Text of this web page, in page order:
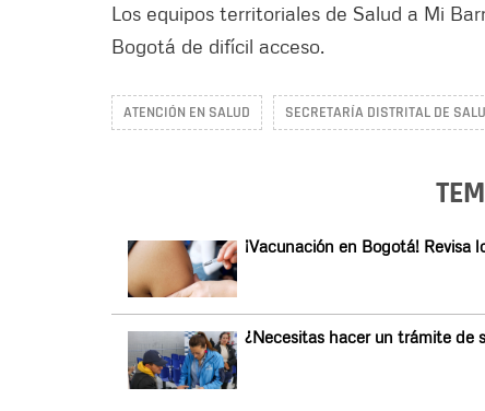
Los equipos territoriales de Salud a Mi
Bogotá de difícil acceso.
ATENCIÓN EN SALUD SECRETARÍA DISTRITAL DE
¡Vacunación en Bogotá!
¿Necesitas hacer un trámite de